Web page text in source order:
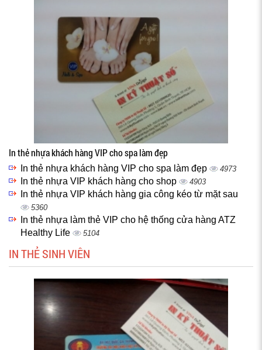
In thẻ nhựa khách hàng VIP cho spa làm đẹp
In thẻ nhựa khách hàng VIP cho spa làm đẹp 4973
In thẻ nhựa VIP khách hàng cho shop 4903
In thẻ nhựa VIP khách hàng gia công kéo từ mặt sau
5360
In thẻ nhựa làm thẻ VIP cho hệ thống cửa hàng ATZ
Healthy Life
5104
IN THẺ SINH VIÊN